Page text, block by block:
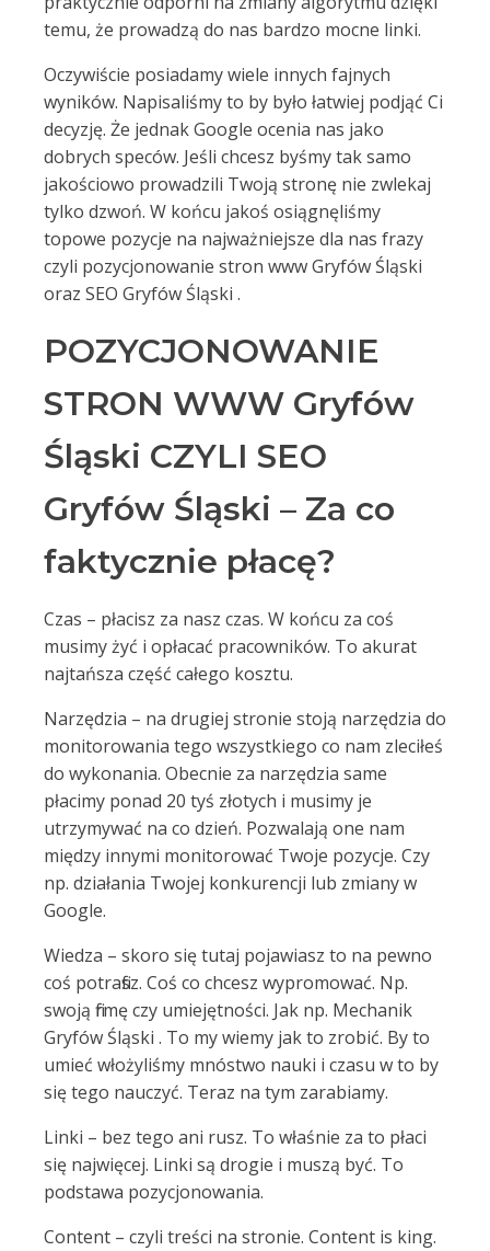
temu, że prowadzą do nas bardzo mocne linki.
Oczywiście posiadamy wiele innych fajnych
wyników. Napisaliśmy to by było łatwiej podjąć Ci
decyzję. Że jednak Google ocenia nas jako
dobrych speców. Jeśli chcesz byśmy tak samo
jakościowo prowadzili Twoją stronę nie zwlekaj
tylko dzwoń. W końcu jakoś osiągnęliśmy
topowe pozycje na najważniejsze dla nas frazy
czyli pozycjonowanie stron www Gryfów Śląski
oraz SEO Gryfów Śląski .
POZYCJONOWANIE
STRON WWW Gryfów
Śląski CZYLI SEO
Gryfów Śląski – Za co
faktycznie płacę?
Czas – płacisz za nasz czas. W końcu za coś
musimy żyć i opłacać pracowników. To akurat
najtańsza część całego kosztu.
Narzędzia – na drugiej stronie stoją narzędzia do
monitorowania tego wszystkiego co nam zleciłeś
do wykonania. Obecnie za narzędzia same
płacimy ponad 20 tyś złotych i musimy je
utrzymywać na co dzień. Pozwalają one nam
między innymi monitorować Twoje pozycje. Czy
np. działania Twojej konkurencji lub zmiany w
Google.
Wiedza – skoro się tutaj pojawiasz to na pewno
coś potrafisz. Coś co chcesz wypromować. Np.
swoją firmę czy umiejętności. Jak np. Mechanik
Gryfów Śląski . To my wiemy jak to zrobić. By to
umieć włożyliśmy mnóstwo nauki i czasu w to by
się tego nauczyć. Teraz na tym zarabiamy.
Linki – bez tego ani rusz. To właśnie za to płaci
się najwięcej. Linki są drogie i muszą być. To
podstawa pozycjonowania.
Content – czyli treści na stronie. Content is king.